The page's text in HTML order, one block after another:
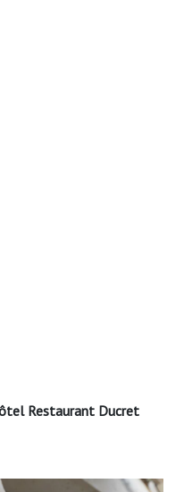
Restaurant Ducret